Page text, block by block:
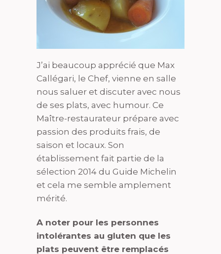
J’ai beaucoup apprécié que Max
Callégari, le Chef, vienne en salle
nous saluer et discuter avec nous
de ses plats, avec humour. Ce
Maître-restaurateur prépare avec
passion des produits frais, de
saison et locaux. Son
établissement fait partie de la
sélection 2014 du Guide Michelin
et cela me semble amplement
mérité.
A noter pour les personnes
intolérantes au gluten que les
plats peuvent être remplacés